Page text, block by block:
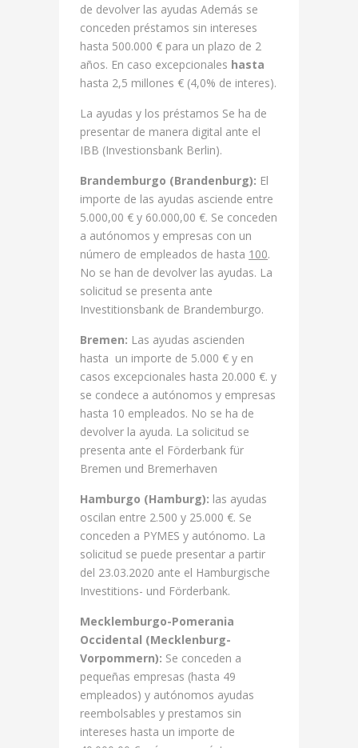
de devolver las ayudas Además se
conceden préstamos sin intereses
hasta 500.000 € para un plazo de 2
años. En caso excepcionales hasta
hasta 2,5 millones € (4,0% de interes).
La ayudas y los préstamos Se ha de
presentar de manera digital ante el
IBB (Investionsbank Berlin).
Brandemburgo (Brandenburg): El
importe de las ayudas asciende entre
5.000,00 € y 60.000,00 €. Se conceden
a autónomos y empresas con un
número de empleados de hasta 100.
No se han de devolver las ayudas. La
solicitud se presenta ante
Investitionsbank de Brandemburgo.
Bremen: Las ayudas ascienden
hasta un importe de 5.000 € y en
casos excepcionales hasta 20.000 €. y
se condece a autónomos y empresas
hasta 10 empleados. No se ha de
devolver la ayuda. La solicitud se
presenta ante el Förderbank für
Bremen und Bremerhaven
Hamburgo (Hamburg): las ayudas
oscilan entre 2.500 y 25.000 €. Se
conceden a PYMES y autónomo. La
solicitud se puede presentar a partir
del 23.03.2020 ante el Hamburgische
Investitions- und Förderbank.
Mecklemburgo-Pomerania
Occidental (Mecklenburg-
Vorpommern): Se conceden a
pequeñas empresas (hasta 49
empleados) y autónomos ayudas
reembolsables y prestamos sin
intereses hasta un importe de